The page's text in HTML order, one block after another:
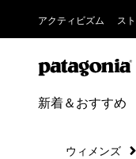
アクティビズム ス
新着＆おすすめ
ウィメンズ